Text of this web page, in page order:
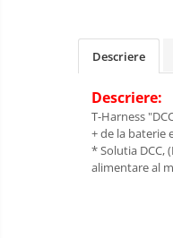
Descriere
Descriere:
T-Harness
+ de la baterie
* Solutia
alimentare al